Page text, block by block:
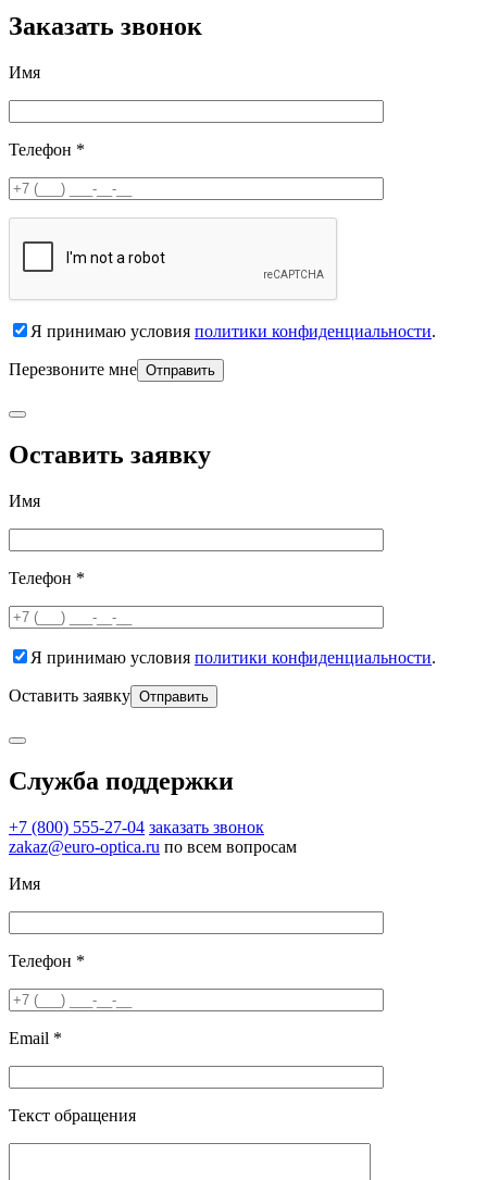
Заказать звонок
Имя
Телефон *
Я принимаю условия политики конфиденциальности.
Перезвоните мне
Оставить заявку
Имя
Телефон *
Я принимаю условия политики конфиденциальности.
Оставить заявку
Служба поддержки
+7 (800) 555-27-04 заказать звонок
zakaz@euro-optica.ru по всем вопросам
Имя
Телефон *
Email *
Текст обращения